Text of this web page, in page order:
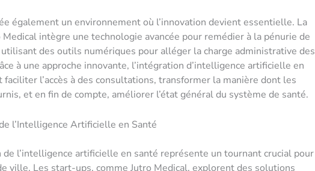
également un environnement où l’innovation devient essentielle. La
intègre une technologie avancée pour remédier à la pénurie de
des outils numériques pour alléger la charge administrative des
à une approche innovante, l’intégration d’intelligence artificielle en
faciliter l’accès à des consultations, transformer la manière dont les
et en fin de compte, améliorer l’état général du système de santé.
l’Intelligence Artificielle en Santé
de l’intelligence artificielle en santé représente un tournant crucial pour
ville. Les start-ups, comme Jutro Medical, explorent des solutions